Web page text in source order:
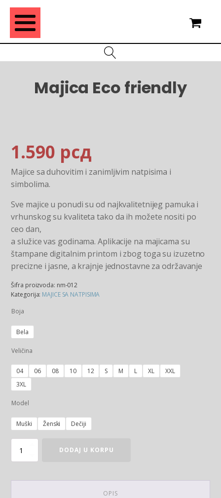
Majica Eco friendly
1.590 рсд
Majice sa duhovitim i zanimljivim natpisima i
simbolima.
Sve majice u ponudi su od najkvalitetnijeg pamuka i
vrhunskog su kvaliteta tako da ih možete nositi po
ceo dan,
a služice vas godinama. Aplikacije na majicama su
štampane digitalnim printom i zbog toga su izuzetno
precizne i jasne, a krajnje jednostavne za održavanje
Šifra proizvoda: nm-012
Kategorija: MAJICE SA NATPISIMA
Boja
Bela
Veličina
04 06 08 10 12 S M L XL
XXL
3XL
Model
Muški Ženski Dečiji
Majica Eco friendly količina
DODAJ U KORPU
OPIS